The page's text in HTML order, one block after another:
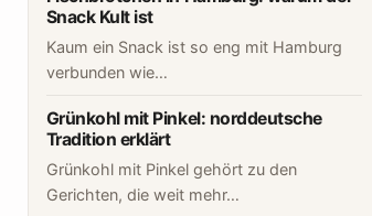
Snack Kult ist
Kaum ein Snack ist so eng mit Hamburg
verbunden wie…
Grünkohl mit Pinkel: norddeutsche
Tradition erklärt
Grünkohl mit Pinkel gehört zu den
Gerichten, die weit mehr…